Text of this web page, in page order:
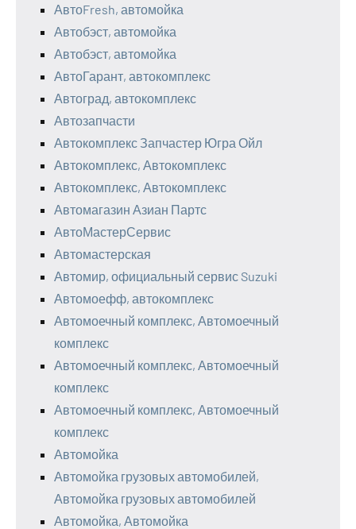
АвтоFresh, автомойка
Автобэст, автомойка
Автобэст, автомойка
АвтоГарант, автокомплекс
Автоград, автокомплекс
Автозапчасти
Автокомплекс Запчастер Югра Ойл
Автокомплекс, Автокомплекс
Автокомплекс, Автокомплекс
Автомагазин Азиан Партс
АвтоМастерСервис
Автомастерская
Автомир, официальный сервис Suzuki
Автомоефф, автокомплекс
Автомоечный комплекс, Автомоечный
комплекс
Автомоечный комплекс, Автомоечный
комплекс
Автомоечный комплекс, Автомоечный
комплекс
Автомойка
Автомойка грузовых автомобилей,
Автомойка грузовых автомобилей
Автомойка, Автомойка